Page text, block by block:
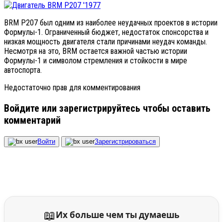
BRM P207 был одним из наиболее неудачных проектов в истории
Формулы-1. Ограниченный бюджет, недостаток спонсорства и
низкая мощность двигателя стали причинами неудач команды.
Несмотря на это, BRM остается важной частью истории
Формулы-1 и символом стремления и стойкости в мире
автоспорта.
Недостаточно прав для комментирования
Войдите или зарегистрируйтесь чтобы оставить
комментарий
Войти Зарегистрироваться
📖Их больше чем ты думаешь